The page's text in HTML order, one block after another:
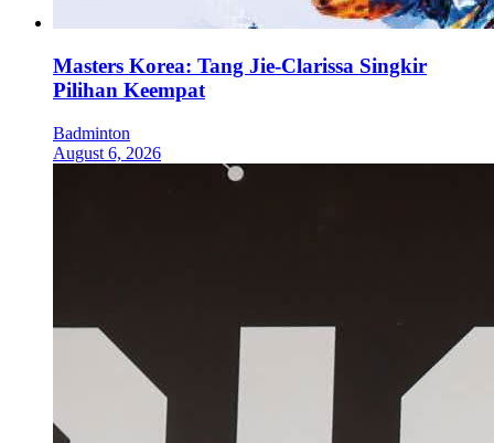
Masters Korea: Tang Jie-Clarissa Singkir
Pilihan Keempat
Badminton
August 6, 2026